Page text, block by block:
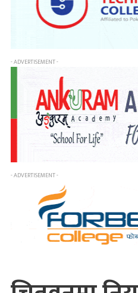
- ADVERTISEMENT -
- ADVERTISEMENT -